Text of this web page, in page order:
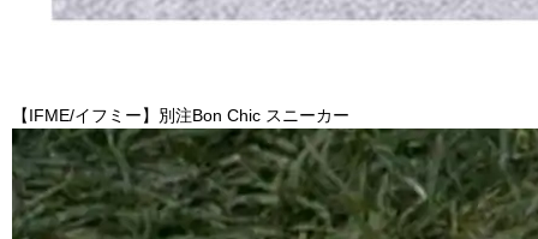
【IFME/イフミー】別注Bon Chic スニーカー